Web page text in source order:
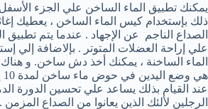
يمكنك تطبيق الماء الساخن علي الجزء
ذلك بإستخدام كيس الماء الساخن ، يعطيك
الصداع الناجم عن الإجهاد . عندما يتم تطبيق
علي إراحة العضلات المتوتر . بإلاضافة إلي
الماء الساخنة ، يمكنك أخذ دش ساخن. و
عند القيام بذلك يساعد علي تحسين الدورة
الرجلين لألئك الذين يعانوا من الصداع المزمن .